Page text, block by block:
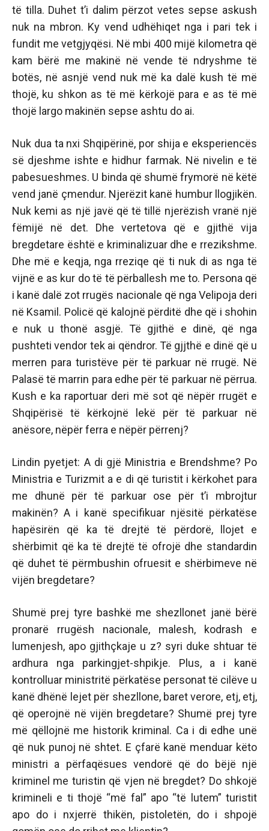
të tilla. Duhet t’i dalim përzot vetes sepse askush
nuk na mbron. Ky vend udhëhiqet nga i pari tek i
fundit me vetgjyqësi. Në mbi 400 mijë kilometra që
kam bërë me makinë në vende të ndryshme të
botës, në asnjë vend nuk më ka dalë kush të më
thojë, ku shkon as të më kërkojë para e as të më
thojë largo makinën sepse ashtu do ai.
Nuk dua ta nxi Shqipërinë, por shija e eksperiencës
së djeshme ishte e hidhur farmak. Në nivelin e të
pabesueshmes. U binda që shumë frymorë në këtë
vend janë çmendur. Njerëzit kanë humbur llogjikën.
Nuk kemi as një javë që të tillë njerëzish vranë një
fëmijë në det. Dhe vertetova që e gjithë vija
bregdetare është e kriminalizuar dhe e rrezikshme.
Dhe më e keqja, nga rreziqe që ti nuk di as nga të
vijnë e as kur do të të përballesh me to. Persona që
i kanë dalë zot rrugës nacionale që nga Velipoja deri
në Ksamil. Policë që kalojnë përditë dhe që i shohin
e nuk u thonë asgjë. Të gjithë e dinë, që nga
pushteti vendor tek ai qëndror. Të gjjthë e dinë që u
merren para turistëve për të parkuar në rrugë. Në
Palasë të marrin para edhe për të parkuar në përrua.
Kush e ka raportuar deri më sot që nëpër rrugët e
Shqipërisë të kërkojnë lekë për të parkuar në
anësore, nëpër ferra e nëpër përrenj?
Lindin pyetjet: A di gjë Ministria e Brendshme? Po
Ministria e Turizmit a e di që turistit i kërkohet para
me dhunë për të parkuar ose për t’i mbrojtur
makinën? A i kanë specifikuar njësitë përkatëse
hapësirën që ka të drejtë të përdorë, llojet e
shërbimit që ka të drejtë të ofrojë dhe standardin
që duhet të përmbushin ofruesit e shërbimeve në
vijën bregdetare?
Shumë prej tyre bashkë me shezllonet janë bërë
pronarë rrugësh nacionale, malesh, kodrash e
lumenjesh, apo gjithçkaje u z? syri duke shtuar të
ardhura nga parkingjet-shpikje. Plus, a i kanë
kontrolluar ministritë përkatëse personat të cilëve u
kanë dhënë lejet për shezllone, baret verore, etj, etj,
që operojnë në vijën bregdetare? Shumë prej tyre
më qëllojnë me historik kriminal. Ca i di edhe unë
që nuk punoj në shtet. E çfarë kanë menduar këto
ministri a përfaqësues vendorë që do bëjë një
kriminel me turistin që vjen në bregdet? Do shkojë
krimineli e ti thojë “më fal” apo “të lutem” turistit
apo do i nxjerrë thikën, pistoletën, do i shpojë